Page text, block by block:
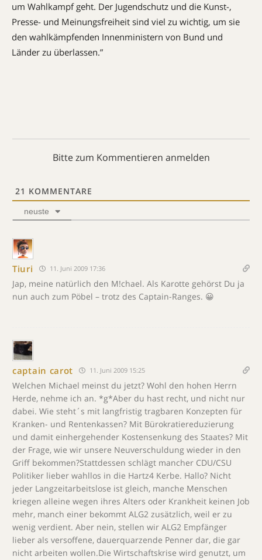
um Wahlkampf geht. Der Jugendschutz und die Kunst-,
Presse- und Meinungsfreiheit sind viel zu wichtig, um sie
den wahlkämpfenden Innenministern von Bund und
Länder zu überlassen.”
Bitte zum Kommentieren anmelden
21 KOMMENTARE
neuste
Tiuri 11. Juni 2009 17:36
Jap, meine natürlich den M!chael. Als Karotte gehörst Du ja
nun auch zum Pöbel – trotz des Captain-Ranges. 😀
captain carot 11. Juni 2009 15:25
Welchen Michael meinst du jetzt? Wohl den hohen Herrn
Herde, nehme ich an. *g*Aber du hast recht, und nicht nur
dabei. Wie steht´s mit langfristig tragbaren Konzepten für
Kranken- und Rentenkassen? Mit Bürokratiereduzierung
und damit einhergehender Kostensenkung des Staates? Mit
der Frage, wie wir unsere Neuverschuldung wieder in den
Griff bekommen?Stattdessen schlägt mancher CDU/CSU
Politiker lieber wahllos in die Hartz4 Kerbe. Hallo? Nicht
jeder Langzeitarbeitslose ist gleich, manche Menschen
kriegen alleine wegen ihres Alters oder Krankheit keinen Job
mehr, manch einer bekommt ALG2 zusätzlich, weil er zu
wenig verdient. Aber nein, stellen wir ALG2 Empfänger
lieber als versoffene, dauerquarzende Penner dar, die gar
nicht arbeiten wollen.Die Wirtschaftskrise wird genutzt, um